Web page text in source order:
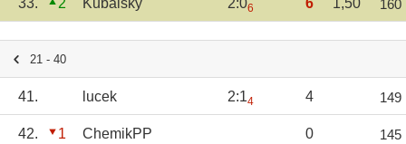
33. 2 Kubalsky 2:06 6 1,50 160
21 - 40
41. lucek 2:14 4 149
42. 1 ChemikPP 0 145